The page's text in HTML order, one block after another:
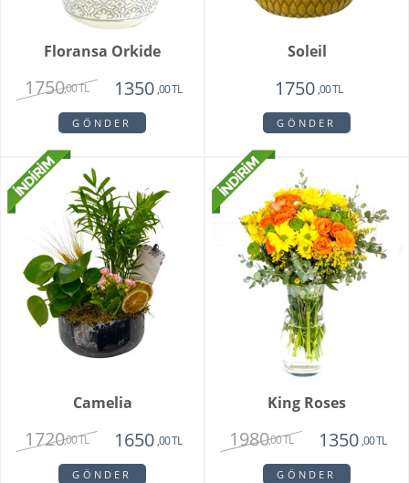
Floransa Orkide
1750,00 TL 1350 ,00 TL
GÖNDER
Soleil
1750 ,00 TL
GÖNDER
Camelia
1720,00 TL 1650 ,00 TL
GÖNDER
King Roses
1980,00 TL 1350 ,00 TL
GÖNDER